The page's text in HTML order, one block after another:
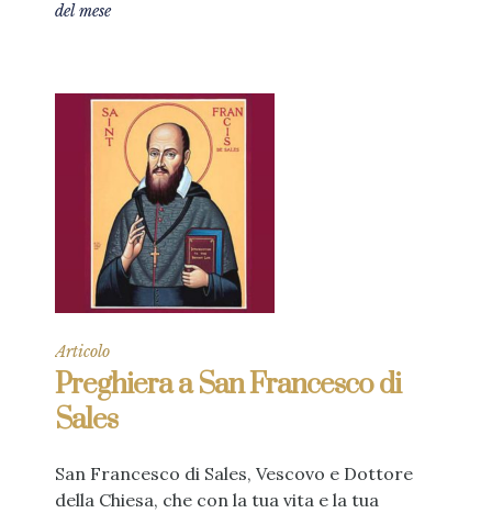
del mese
Articolo
Preghiera a San Francesco di
Sales
San Francesco di Sales, Vescovo e Dottore
della Chiesa, che con la tua vita e la tua